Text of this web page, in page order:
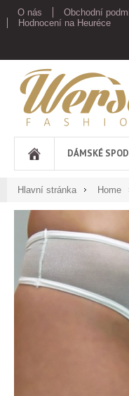
O nás Obchodní
Hodnocení na Heuréce
Werso
DÁMSKÉ
Hlavní stránka Home